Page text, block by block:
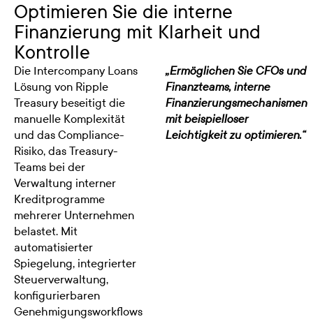
Optimieren Sie die interne
Finanzierung mit Klarheit und
Kontrolle
Die Intercompany Loans
Lösung von Ripple
Treasury beseitigt die
manuelle Komplexität
und das Compliance-
Risiko, das Treasury-
Teams bei der
Verwaltung interner
Kreditprogramme
mehrerer Unternehmen
belastet. Mit
automatisierter
Spiegelung, integrierter
Steuerverwaltung,
konfigurierbaren
Genehmigungsworkflows
„Ermöglichen Sie CFOs und
Finanzteams, interne
Finanzierungsmechanismen
mit beispielloser
Leichtigkeit zu optimieren.“